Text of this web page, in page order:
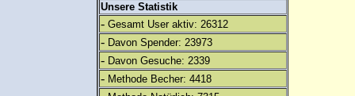
Unsere Statistik
- Gesamt User aktiv: 26312
- Davon Spender: 23973
- Davon Gesuche: 2339
- Methode Becher: 4418